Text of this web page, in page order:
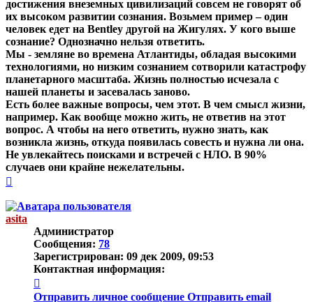
достижения внеземных цивилизаций совсем не говорят об
их высоком развитии сознания. Возьмем пример – один
человек едет на Bentley другой на Жигулях. У кого выше
сознание? Однозначно нельзя ответить.
Мы - земляне во времена Атлантиды, обладая высокими
технологиями, но низким сознанием сотворили катастрофу
планетарного масштаба. Жизнь полностью исчезала с
нашей планеты и засевалась заново.
Есть более важные вопросы, чем этот. В чем смысл жизни,
например. Как вообще можно жить, не ответив на этот
вопрос. А чтобы на него ответить, нужно знать, как
возникла жизнь, откуда появилась совесть и нужна ли она.
Не увлекайтесь поисками и встречей с НЛО. В 90%
случаев они крайне нежелательны.
началу
asita
Администратор
Сообщения: 78
Зарегистрирован: 09 дек 2009, 09:53
Контактная информация:
информация
Отправить личное сообщение Отправить email